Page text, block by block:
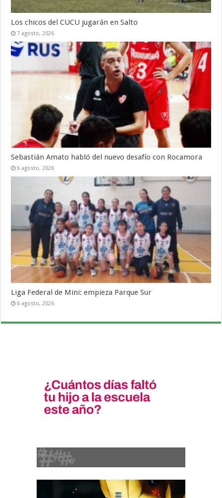
Los chicos del CUCU jugarán en Salto
7 agosto, 2026
Sebastián Amato habló del nuevo desafío con Rocamora
6 agosto, 2026
Liga Federal de Mini: empieza Parque Sur
6 agosto, 2026